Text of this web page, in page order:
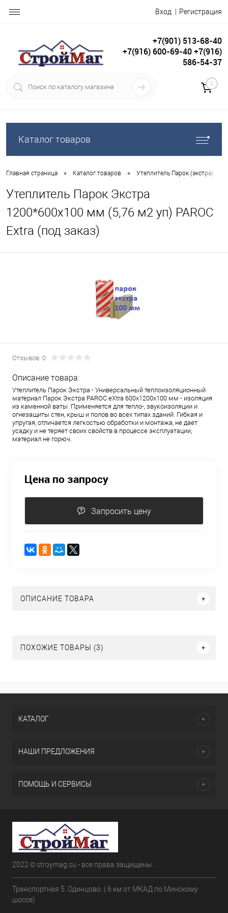
Вход Регистрация
+7(901) 513-68-40
+7(916) 600-69-40 +7(916)
586-54-37
0
Каталог товаров
Главная страница • Каталог товаров • Утеплитель Парок (экстра)
Утеплитель Парок Экстра
1200*600х100 мм (5,76 м2 уп) PAROC
Extra (под заказ)
Отзывов: 0
Описание товара:
Утеплитель Парок Экстра - Универсальный теплоизоляционный
материал Парок Экстра PAROC eXtra 600х1200х100 мм - изоляция
из каменной ваты. Применяется для тепло-, звукоизоляции и
огнезащиты стен, крыш и полов во всех типах зданий. Гибкая и
упругая, отличается легкостью обработки и монтажа, не дает
усадку и не теряет своих свойств в процессе эксплуатации,
материал не горюч.
Цена по запросу
Запросить цену
ОПИСАНИЕ ТОВАРА
ПОХОЖИЕ ТОВАРЫ (3)
КАТАЛОГ
НАШИ ПРЕДЛОЖЕНИЯ
ПОМОЩЬ И СЕРВИСЫ
2022 © stroymag.su - все права защищены.
Транспортная 5. Одинцово. ( 6 км от МКАД по Минскому
шоссе)